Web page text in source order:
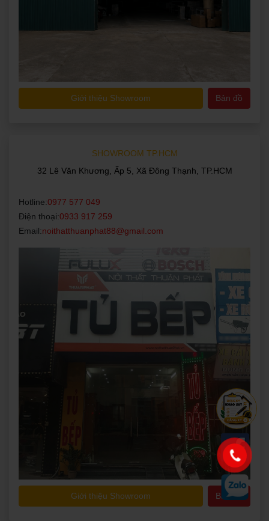
Giới thiệu Showroom Bản đồ
SHOWROOM TP.HCM
32 Lê Văn Khương, Ấp 5, Xã Đông Thạnh, TP.HCM
Hotline:0977 577 049
Điện thoại:0933 917 259
Email:noithatthuanphat88@gmail.com
Giới thiệu Showroom Bản đồ